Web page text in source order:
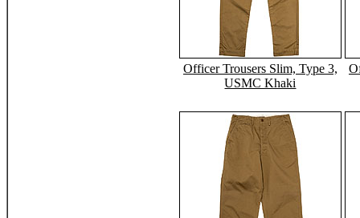
Officer Trousers Slim, Type 3,
USMC Khaki